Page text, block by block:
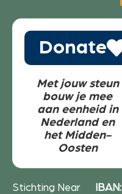
Donate
Met jouw steun
bouw je mee
aan eenheid in
Nederland en
het Midden-
Oosten
Stichting Near
IBAN: